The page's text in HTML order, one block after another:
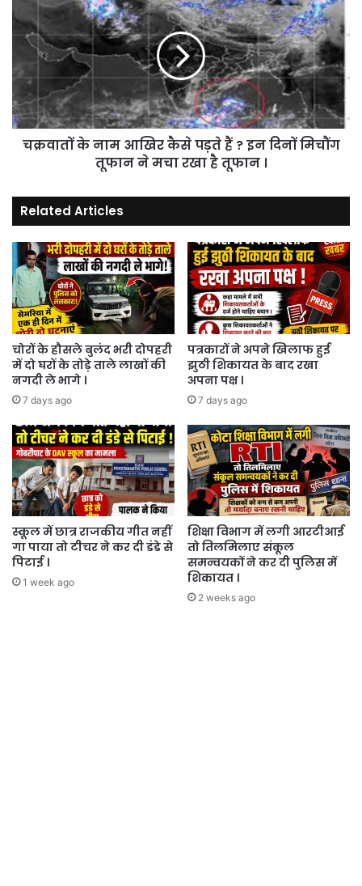
के
नाम
आखिर
पड़ते
हैं
?
इन
दिनों
ने
मचा
रखा
है
तूफान
।
चक्रवातों के नाम आखिर कैसे पड़ते हैं ? इन दिनों मिचौंग
तूफान ने मचा रखा है तूफान ।
Related Articles
चोरों के हौसले बुलंद भरी दोपहरी
में दो घरों के तोड़े ताले लाखों की
नगदी ले भागे ।
7 days ago
पत्रकारों ने अपने खिलाफ हुई
झुठी शिकायत के बाद रखा
अपना पक्ष ।
7 days ago
स्कूल में छात्र राजकीय गीत नहीं
गा पाया तो टीचर ने कर दी डंडे से
पिटाई ।
1 week ago
शिक्षा विभाग में लगी आरटीआई
तो तिलमिलाए संकूल
समन्वयकों ने कर दी पुलिस में
शिकायत ।
2 weeks ago